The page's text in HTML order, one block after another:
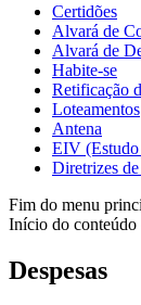
Certidões
Alvará de
Alvará de
Habite-se
Retificação
Loteamentos
Antena
EIV (Estudo
Diretrizes
Fim do menu
Início do conteúdo
Despesas